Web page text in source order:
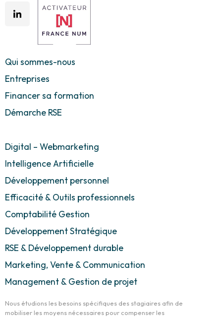
Qui sommes-nous
Entreprises
Financer sa formation
Démarche RSE
Digital – Webmarketing
Intelligence Artificielle
Développement personnel
Efficacité & Outils professionnels
Comptabilité Gestion
Développement Stratégique
RSE & Développement durable
Marketing, Vente & Communication
Management & Gestion de projet
Nous étudions les besoins spécifiques des stagiaires afin de
mobiliser les moyens nécessaires pour compenser les